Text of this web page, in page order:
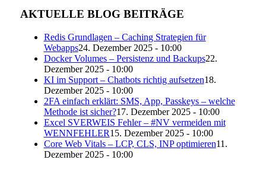
AKTUELLE BLOG BEITRÄGE
Redis Grundlagen – Caching Strategien für
Webapps24. Dezember 2025 - 10:00
Docker Volumes – Persistenz und Backups22.
Dezember 2025 - 10:00
KI im Support – Chatbots richtig aufsetzen18.
Dezember 2025 - 10:00
2FA einfach erklärt: SMS, App, Passkeys – welche
Methode ist sicher?17. Dezember 2025 - 10:00
Excel SVERWEIS Fehler – #NV vermeiden mit
WENNFEHLER15. Dezember 2025 - 10:00
Core Web Vitals – LCP, CLS, INP optimieren11.
Dezember 2025 - 10:00